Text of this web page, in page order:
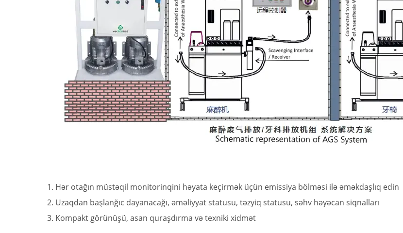
1. Hər otağın müstəqil monitorinqini həyata keçirmək üçün emissiya bölməsi ilə əməkdaşlıq edin
2. Uzaqdan başlanğıc dayanacağı, əməliyyat statusu, təzyiq statusu, səhv həyəcan siqnalları
3. Kompakt görünüşü, asan quraşdırma və texniki xidmət